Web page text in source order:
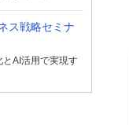
ス戦略セミナ
AI活用で実現す